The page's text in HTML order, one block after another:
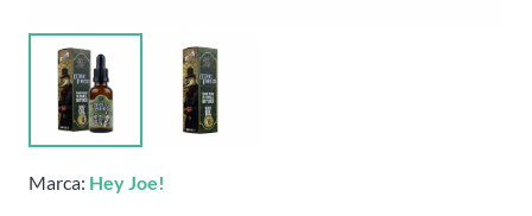
Marca: Hey Joe!